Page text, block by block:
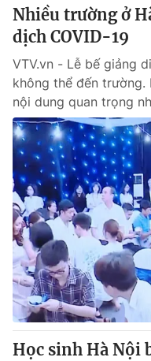
Nhiều trường ở
dịch COVID-19
VTV.vn - Lễ bế giảng
không thể đến trường.
nội dung quan trọng
Học sinh Hà Nội